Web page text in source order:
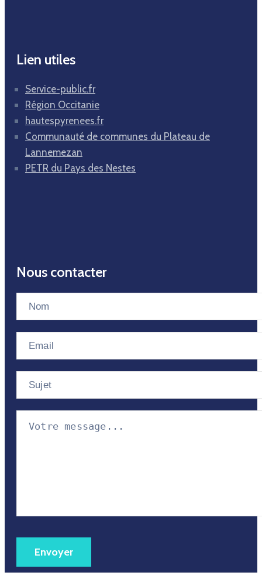
Lien utiles
Service-public.fr
Région Occitanie
hautespyrenees.fr
Communauté de communes du Plateau de
Lannemezan
PETR du Pays des Nestes
Nous contacter